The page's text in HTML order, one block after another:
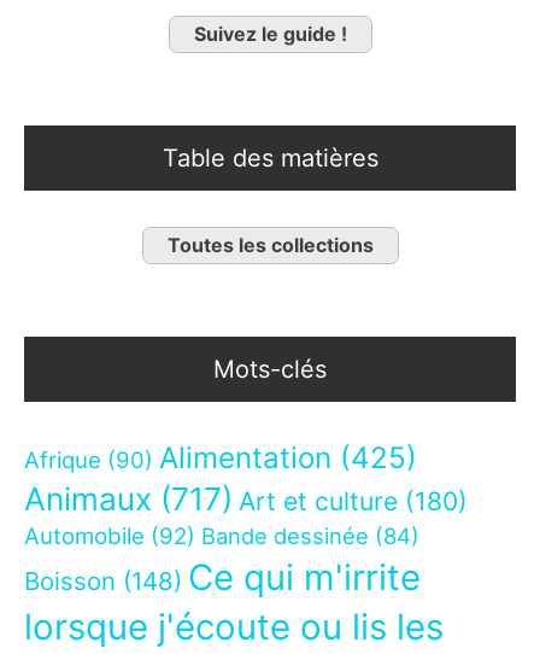
Suivez le guide !
Table des matières
Toutes les collections
Mots-clés
Afrique (90) Alimentation (425)
Animaux (717) Art et culture (180)
Automobile (92) Bande dessinée (84)
Boisson (148) Ce qui m'irrite
lorsque j'écoute ou lis les